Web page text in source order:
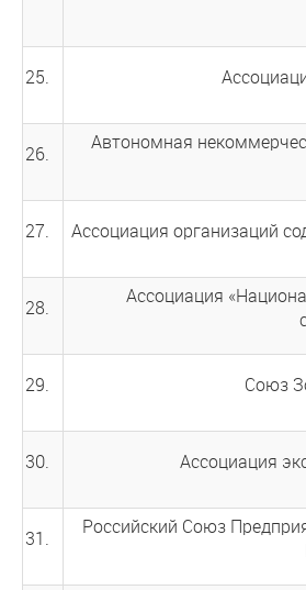
25.
26.
Автономная
27. Ассоциация организаций
28.
Ассоциация
29. Союз
30. Ассоциация
31.
Российский Союз